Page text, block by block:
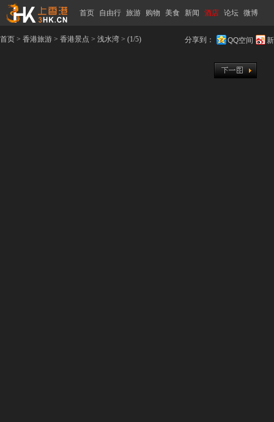
首页 自由行 旅游 购物 美食 新闻 酒店 论坛 微博
分享到： QQ空间
首页 > 香港旅游 > 香港景点 > 浅水湾 > (1/5)